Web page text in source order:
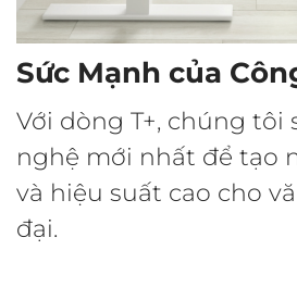
Sức Mạnh của
Với dòng T+, chúng tôi
nghệ mới nhất để tạo
và hiệu suất cao cho
đại.